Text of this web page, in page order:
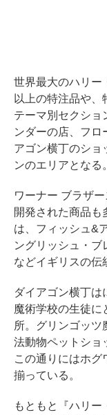
世界最大のハリー
以上の特注品や
テーマ別セクショ
ンダーの店、フロ
アゴン横丁のショ
ンのエリアとなる。
ワーナー ブラザ
開発された商品も
は、フィッシュ&
ングリッシュ・ブ
などイギリスの伝
ダイアゴン横丁は
魔術学校の生徒に
所。グリンゴッツ
法動物ペットショ
この通りにはホグ
揃っている。
もともと『ハリー